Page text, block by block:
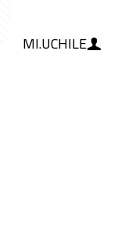
MI.UCHILE